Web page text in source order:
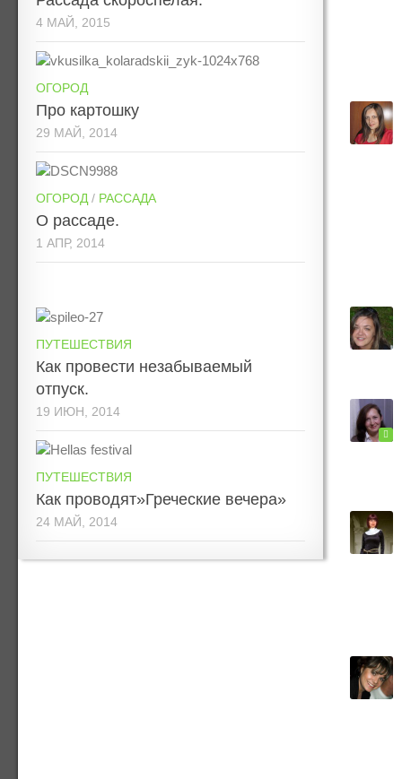
4 МАЙ, 2015
ОГОРОД
Про картошку
29 МАЙ, 2014
ОГОРОД / РАССАДА
О рассаде.
1 АПР, 2014
ПУТЕШЕСТВИЯ
Как провести незабываемый
отпуск.
19 ИЮН, 2014
ПУТЕШЕСТВИЯ
Как проводят»Греческие вечера»
24 МАЙ, 2014